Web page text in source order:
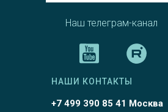
Наш телеграм-канал
+7 499 390 85 41 Москва
НАШИ КОНТАКТЫ